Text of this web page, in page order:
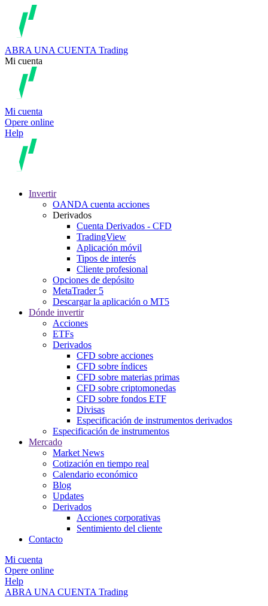
ABRA UNA CUENTA Trading
Mi cuenta
Mi cuenta
Opere online
Help
Invertir
OANDA cuenta acciones
Derivados
Cuenta Derivados - CFD
TradingView
Aplicación móvil
Tipos de interés
Cliente profesional
Opciones de depósito
MetaTrader 5
Descargar la aplicación o MT5
Dónde invertir
Acciones
ETFs
Derivados
CFD sobre acciones
CFD sobre índices
CFD sobre materias primas
CFD sobre criptomonedas
CFD sobre fondos ETF
Divisas
Especificación de instrumentos derivados
Especificación de instrumentos
Mercado
Market News
Cotización en tiempo real
Calendario económico
Blog
Updates
Derivados
Acciones corporativas
Sentimiento del cliente
Contacto
Mi cuenta
Opere online
Help
ABRA UNA CUENTA Trading